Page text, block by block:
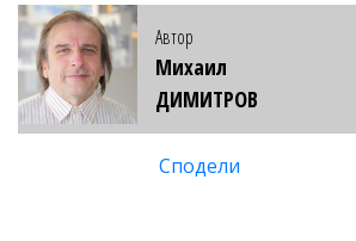
Автор
Михаил
ДИМИТРОВ
Сподели